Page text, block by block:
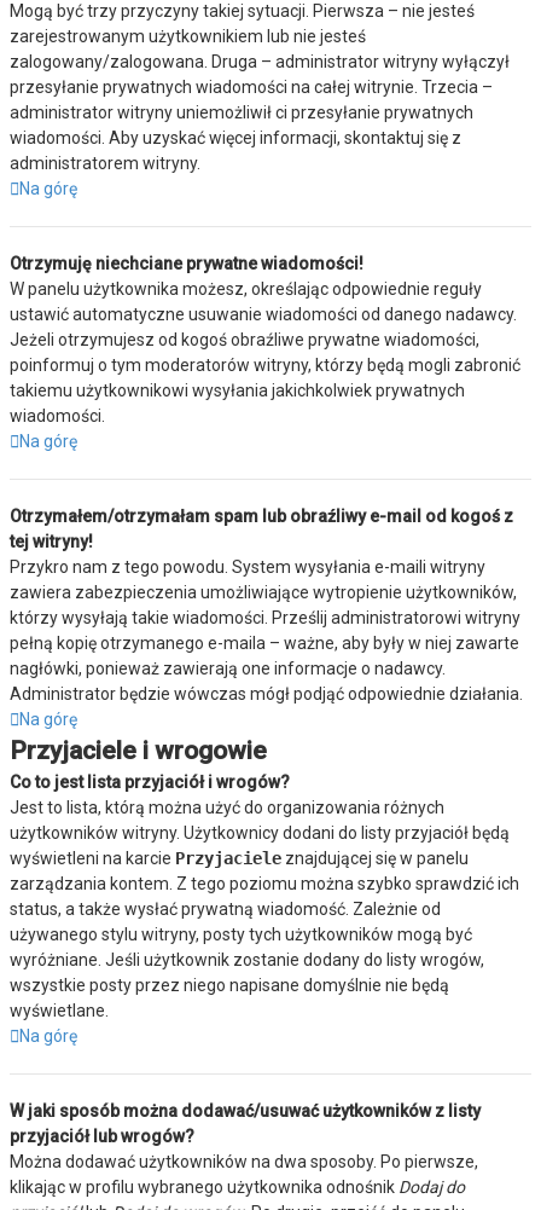
Mogą być trzy przyczyny takiej sytuacji. Pierwsza – nie jesteś
zarejestrowanym użytkownikiem lub nie jesteś
zalogowany/zalogowana. Druga – administrator witryny wyłączył
przesyłanie prywatnych wiadomości na całej witrynie. Trzecia –
administrator witryny uniemożliwił ci przesyłanie prywatnych
wiadomości. Aby uzyskać więcej informacji, skontaktuj się z
administratorem witryny.
Na górę
Otrzymuję niechciane prywatne wiadomości!
W panelu użytkownika możesz, określając odpowiednie reguły
ustawić automatyczne usuwanie wiadomości od danego nadawcy.
Jeżeli otrzymujesz od kogoś obraźliwe prywatne wiadomości,
poinformuj o tym moderatorów witryny, którzy będą mogli zabronić
takiemu użytkownikowi wysyłania jakichkolwiek prywatnych
wiadomości.
Na górę
Otrzymałem/otrzymałam spam lub obraźliwy e-mail od kogoś z
tej witryny!
Przykro nam z tego powodu. System wysyłania e-maili witryny
zawiera zabezpieczenia umożliwiające wytropienie użytkowników,
którzy wysyłają takie wiadomości. Prześlij administratorowi witryny
pełną kopię otrzymanego e-maila – ważne, aby były w niej zawarte
nagłówki, ponieważ zawierają one informacje o nadawcy.
Administrator będzie wówczas mógł podjąć odpowiednie działania.
Na górę
Przyjaciele i wrogowie
Co to jest lista przyjaciół i wrogów?
Jest to lista, którą można użyć do organizowania różnych
użytkowników witryny. Użytkownicy dodani do listy przyjaciół będą
wyświetleni na karcie Przyjaciele znajdującej się w panelu
zarządzania kontem. Z tego poziomu można szybko sprawdzić ich
status, a także wysłać prywatną wiadomość. Zależnie od
używanego stylu witryny, posty tych użytkowników mogą być
wyróżniane. Jeśli użytkownik zostanie dodany do listy wrogów,
wszystkie posty przez niego napisane domyślnie nie będą
wyświetlane.
Na górę
W jaki sposób można dodawać/usuwać użytkowników z listy
przyjaciół lub wrogów?
Można dodawać użytkowników na dwa sposoby. Po pierwsze,
klikając w profilu wybranego użytkownika odnośnik Dodaj do